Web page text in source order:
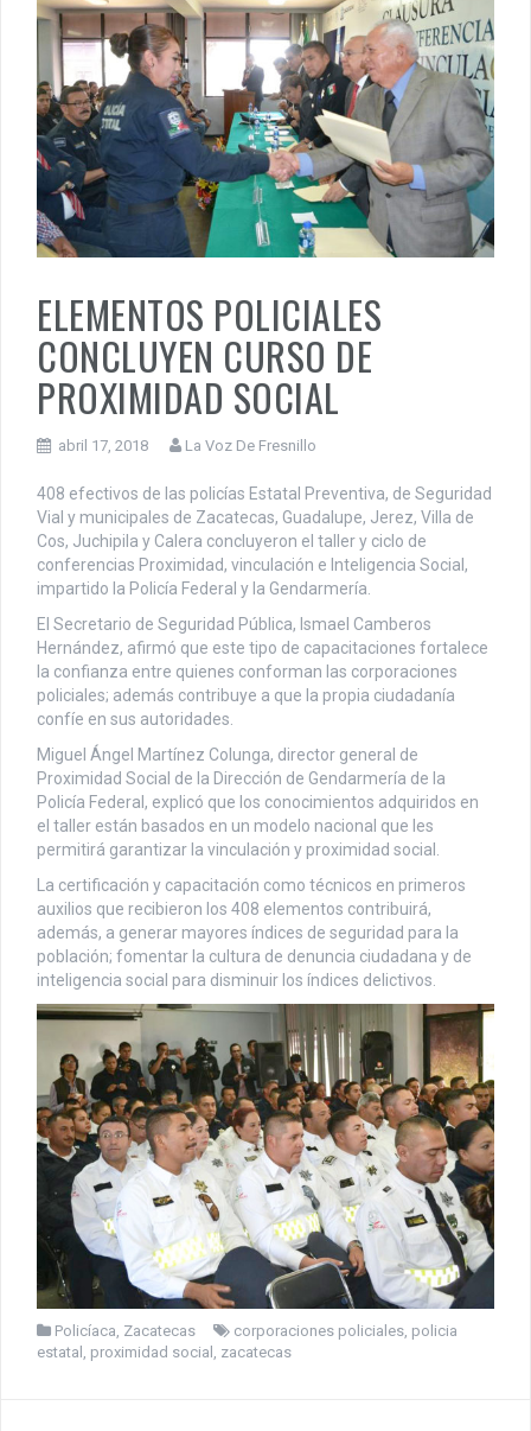
ELEMENTOS POLICIALES
CONCLUYEN CURSO DE
PROXIMIDAD SOCIAL
abril 17, 2018 La Voz De Fresnillo
408 efectivos de las policías Estatal Preventiva, de Seguridad
Vial y municipales de Zacatecas, Guadalupe, Jerez, Villa de
Cos, Juchipila y Calera concluyeron el taller y ciclo de
conferencias Proximidad, vinculación e Inteligencia Social,
impartido la Policía Federal y la Gendarmería.
El Secretario de Seguridad Pública, Ismael Camberos
Hernández, afirmó que este tipo de capacitaciones fortalece
la confianza entre quienes conforman las corporaciones
policiales; además contribuye a que la propia ciudadanía
confíe en sus autoridades.
Miguel Ángel Martínez Colunga, director general de
Proximidad Social de la Dirección de Gendarmería de la
Policía Federal, explicó que los conocimientos adquiridos en
el taller están basados en un modelo nacional que les
permitirá garantizar la vinculación y proximidad social.
La certificación y capacitación como técnicos en primeros
auxilios que recibieron los 408 elementos contribuirá,
además, a generar mayores índices de seguridad para la
población; fomentar la cultura de denuncia ciudadana y de
inteligencia social para disminuir los índices delictivos.
Policíaca, Zacatecas corporaciones policiales, policia
estatal , proximidad social , zacatecas